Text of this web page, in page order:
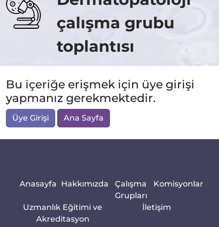
çalışma grubu
toplantısı
Bu içeriğe erişmek için üye girişi
yapmanız gerekmektedir.
Üye Girişi Ana Sayfa
Anasayfa Hakkımızda
Çalışma
Grupları
Komisyonlar
Uzmanlık Eğitimi ve
Akreditasyon
İletişim